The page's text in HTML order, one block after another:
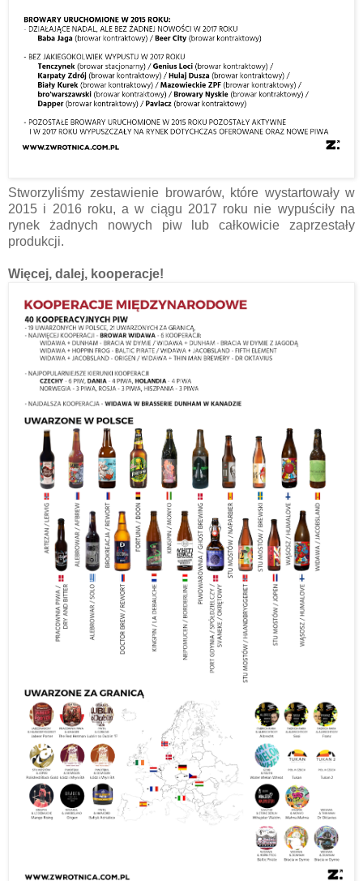
Stworzyliśmy zestawienie browarów, które wystartowały w
2015 i 2016 roku, a w ciągu 2017 roku nie wypuściły na
rynek żadnych nowych piw lub całkowicie zaprzestały
produkcji.
Więcej, dalej, kooperacje!